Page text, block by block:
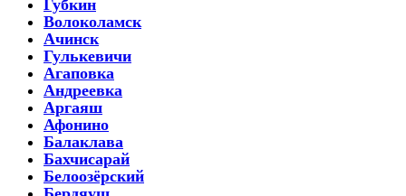
Губкин
Волоколамск
Ачинск
Гулькевичи
Агаповка
Андреевка
Аргаяш
Афонино
Балаклава
Бахчисарай
Белоозёрский